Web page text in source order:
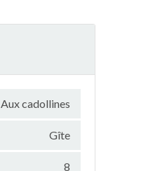
Aux cadollines
Gîte
8